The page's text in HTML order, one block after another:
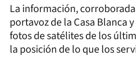
La información,
portavoz de la Casa Blanca
fotos de satélites de los
la posición de lo que los